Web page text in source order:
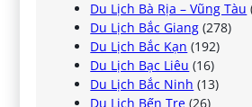
Du Lịch Bà Rịa – Vũng Tàu
Du Lịch Bắc Giang (278)
Du Lịch Bắc Kạn (192)
Du Lịch Bạc Liêu (16)
Du Lịch Bắc Ninh (13)
Du Lịch Bến Tre (26)